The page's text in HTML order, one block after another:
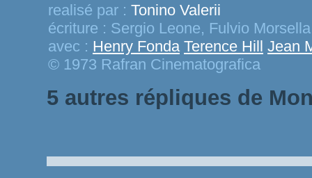
realisé par : Tonino Valerii
écriture : Sergio Leone, Fulvio
avec : Henry Fonda Terence Hill Jean
© 1973 Rafran Cinematografica
5 autres répliques de